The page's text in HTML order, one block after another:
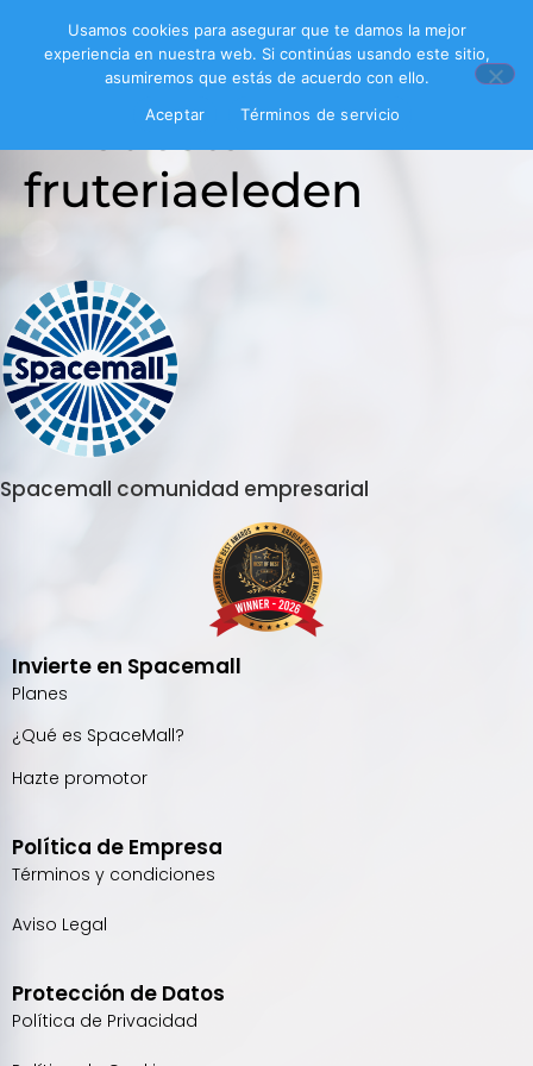
Encuesta
fruteriaeleden
Spacemall comunidad empresarial
Invierte en Spacemall
Planes
¿Qué es SpaceMall?
Hazte promotor
Política de Empresa
Términos y condiciones
Aviso Legal
Protección de Datos
Política de Privacidad
Usamos cookies para asegurar que te damos la mejor
experiencia en nuestra web. Si continúas usando este sitio,
asumiremos que estás de acuerdo con ello.
Aceptar
Términos de servicio